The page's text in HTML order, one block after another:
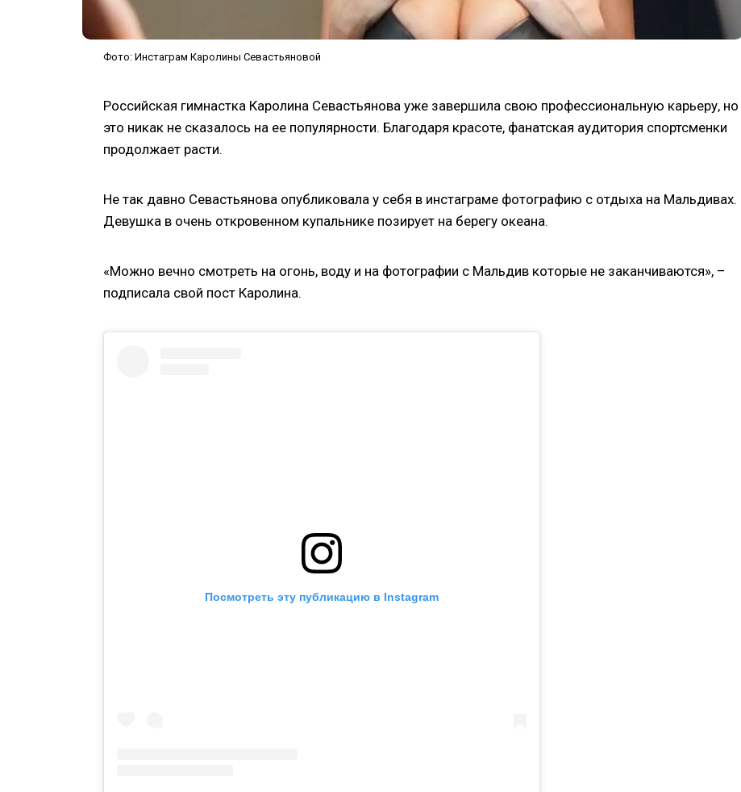
Фото: Инстаграм Каролины Севастьяновой
Российская гимнастка Каролина Севастьянова уже завершила свою профессиональную карьеру, но
это никак не сказалось на ее популярности. Благодаря красоте, фанатская аудитория спортсменки
продолжает расти.
Не так давно Севастьянова опубликовала у себя в инстаграме фотографию с отдыха на Мальдивах.
Девушка в очень откровенном купальнике позирует на берегу океана.
«Можно вечно смотреть на огонь, воду и на фотографии с Мальдив которые не заканчиваются», –
подписала свой пост Каролина.
Посмотреть эту публикацию в Instagram